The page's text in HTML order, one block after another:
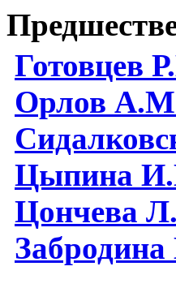
Готовцев
Орлов
Цыпина
Цончева